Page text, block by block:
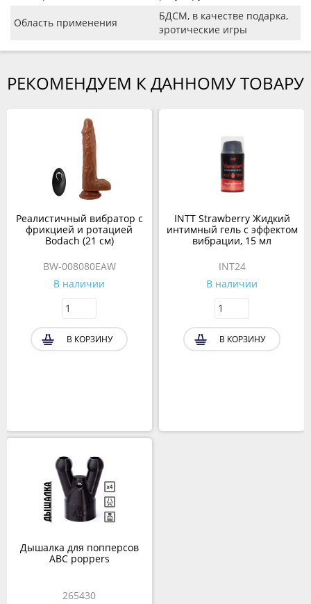
Область применения
БДСМ, в качестве подарка,
эротические игры
РЕКОМЕНДУЕМ К ДАННОМУ ТОВАРУ
Реалистичный вибратор с
фрикцией и ротацией
Bodach (21 см)
BW-008080EAW
В наличии
В КОРЗИНУ
Дышалка для попперсов
ABC poppers
265430
INTT Strawberry Жидкий
интимный гель с эффектом
вибрации, 15 мл
INT24
В наличии
В КОРЗИНУ